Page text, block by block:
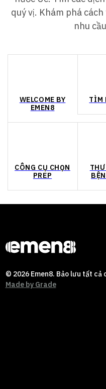
quý vị. Khám phá
nhu
WELCOME BY
EMEN8
TÌM
CÔNG CỤ CHỌN
PREP
© 2026 Emen8. Bảo lưu tất cả
Made by Grade